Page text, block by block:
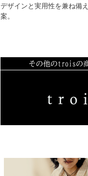
デザインと実用性を兼ね備
案。